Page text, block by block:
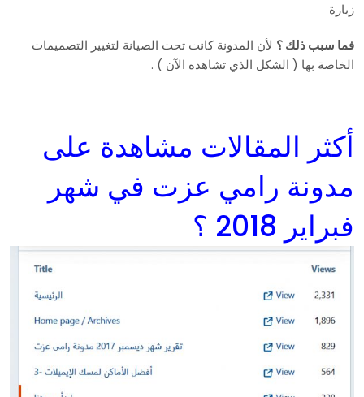
زيارة
فما سبب ذلك ؟ لأن المدونة كانت تحت الصيانة لتغيير التصميمات
الخاصة بها ( الشكل الذي تشاهده الآن ) .
أكثر المقالات مشاهدة على
مدونة رامي عزت في شهر
فبراير 2018 ؟